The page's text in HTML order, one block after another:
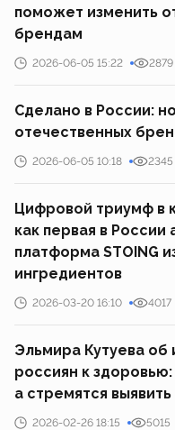
поможет изменить
брендам
2026-06-05 15:22 2879
Сделано в России:
отечественных
2026-06-05 10:18 2345
Цифровой триумф в
как первая в России
платформа STOING
ингредиентов
2026-03-20 16:10 4017
Эльмира Кутуева
россиян к
а стремятся
2026-02-26 18:15 5015